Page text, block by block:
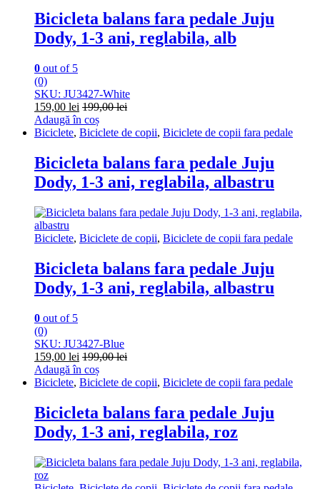
Bicicleta balans fara pedale Juju
Dody, 1-3 ani, reglabila, alb
0 out of 5
(0)
SKU: JU3427-White
159,00 lei 199,00lei
Adaugă în coș
Biciclete, Biciclete de copii, Biciclete de copii fara pedale
Bicicleta balans fara pedale Juju
Dody, 1-3 ani, reglabila, albastru
Biciclete, Biciclete de copii, Biciclete de copii fara pedale
Bicicleta balans fara pedale Juju
Dody, 1-3 ani, reglabila, albastru
0 out of 5
(0)
SKU: JU3427-Blue
159,00 lei 199,00lei
Adaugă în coș
Biciclete, Biciclete de copii, Biciclete de copii fara pedale
Bicicleta balans fara pedale Juju
Dody, 1-3 ani, reglabila, roz